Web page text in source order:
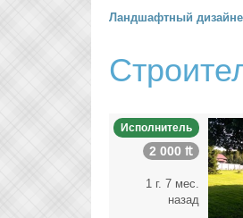
Ландшафтный
Исполнитель
2 000 ₶
1 г. 7 мес.
назад